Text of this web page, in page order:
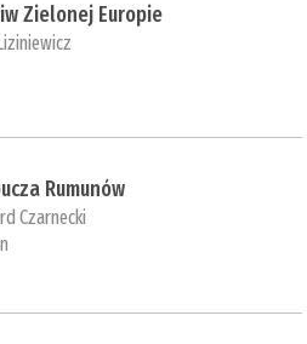
Zielonej Europie
Rumunów
Czarnecki